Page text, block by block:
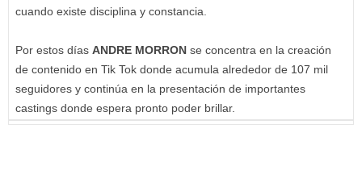
cuando existe disciplina y constancia.
Por estos días ANDRE MORRON se concentra en la creación
de contenido en Tik Tok donde acumula alrededor de 107 mil
seguidores y continúa en la presentación de importantes
castings donde espera pronto poder brillar.